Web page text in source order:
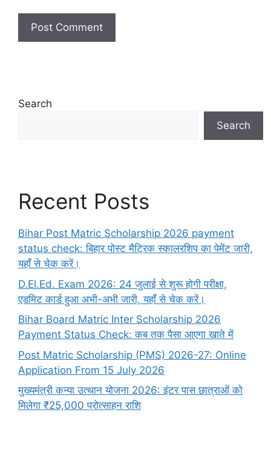
Search
Search
Recent Posts
Bihar Post Matric Scholarship 2026 payment
status check: बिहार पोस्ट मैट्रिक स्कालरशिप का पेमेंट जारी,
यहाँ से चेक करें।
D.El.Ed. Exam 2026: 24 जुलाई से शुरू होगी परीक्षा,
एडमिट कार्ड हुआ अभी-अभी जारी, यहाँ से चेक करें।
Bihar Board Matric Inter Scholarship 2026
Payment Status Check: कब तक पैसा आएगा खाते में
Post Matric Scholarship (PMS) 2026-27: Online
Application From 15 July 2026
मुख्यमंत्री कन्या उत्थान योजना 2026: इंटर पास छात्राओं को
मिलेगा ₹25,000 प्रोत्साहन राशि